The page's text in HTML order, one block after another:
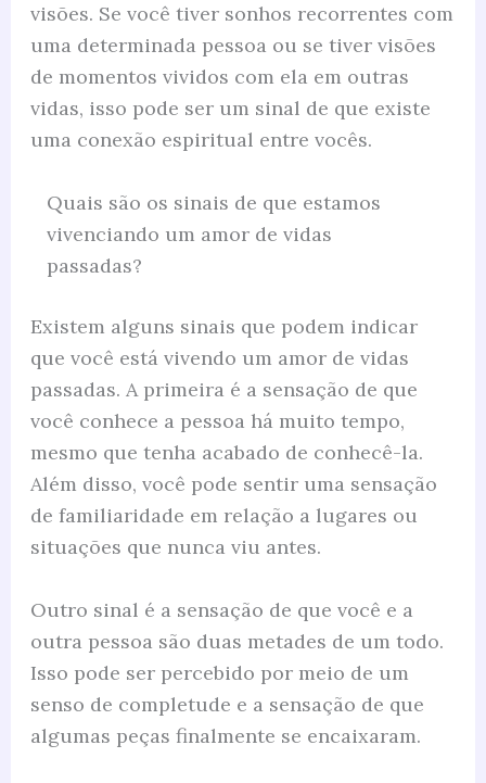
visões. Se você tiver sonhos recorrentes com
uma determinada pessoa ou se tiver visões
de momentos vividos com ela em outras
vidas, isso pode ser um sinal de que existe
uma conexão espiritual entre vocês.
Quais são os sinais de que estamos
vivenciando um amor de vidas
passadas?
Existem alguns sinais que podem indicar
que você está vivendo um amor de vidas
passadas. A primeira é a sensação de que
você conhece a pessoa há muito tempo,
mesmo que tenha acabado de conhecê-la.
Além disso, você pode sentir uma sensação
de familiaridade em relação a lugares ou
situações que nunca viu antes.
Outro sinal é a sensação de que você e a
outra pessoa são duas metades de um todo.
Isso pode ser percebido por meio de um
senso de completude e a sensação de que
algumas peças finalmente se encaixaram.